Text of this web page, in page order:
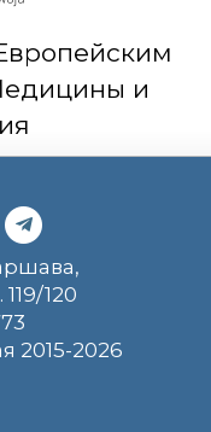
и
120
2015-2026